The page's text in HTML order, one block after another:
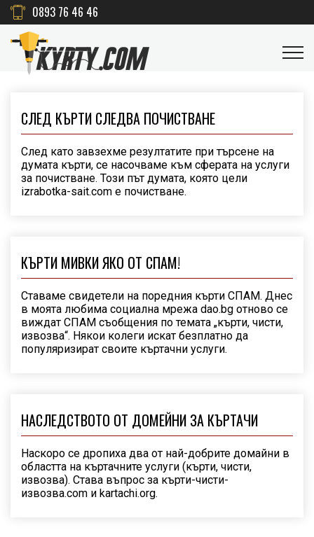
0893 76 46 46
СЛЕД КЪРТИ СЛЕДВА ПОЧИСТВАНЕ
След като завзехме резултатите при търсене на
думата кърти, се насочваме към сферата на услуги
за почистване. Този път думата, която цели
izrabotka-sait.com е почистване.
КЪРТИ МИВКИ ЯКО ОТ СПАМ!
Ставаме свидетели на поредния кърти СПАМ. Днес
в моята любима социална мрежа dao.bg отново се
виждат СПАМ съобщения по темата „кърти, чисти,
извозва“. Някои колеги искат безплатно да
популяризират своите къртачни услуги.
НАСЛЕДСТВОТО ОТ ДОМЕЙНИ ЗА КЪРТАЧИ
Наскоро се дропиха два от най-добрите домайни в
областта на къртачните услуги (кърти, чисти,
извозва). Става въпрос за кърти-чисти-
извозва.com и kartachi.org.